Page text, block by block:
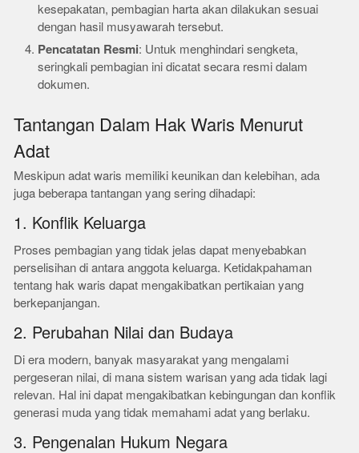
kesepakatan, pembagian harta akan dilakukan sesuai
dengan hasil musyawarah tersebut.
Pencatatan Resmi: Untuk menghindari sengketa,
seringkali pembagian ini dicatat secara resmi dalam
dokumen.
Tantangan Dalam Hak Waris Menurut
Adat
Meskipun adat waris memiliki keunikan dan kelebihan, ada
juga beberapa tantangan yang sering dihadapi:
1. Konflik Keluarga
Proses pembagian yang tidak jelas dapat menyebabkan
perselisihan di antara anggota keluarga. Ketidakpahaman
tentang hak waris dapat mengakibatkan pertikaian yang
berkepanjangan.
2. Perubahan Nilai dan Budaya
Di era modern, banyak masyarakat yang mengalami
pergeseran nilai, di mana sistem warisan yang ada tidak lagi
relevan. Hal ini dapat mengakibatkan kebingungan dan konflik
generasi muda yang tidak memahami adat yang berlaku.
3. Pengenalan Hukum Negara